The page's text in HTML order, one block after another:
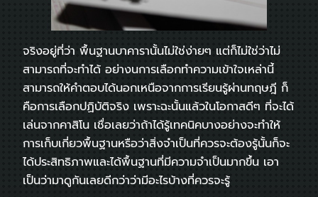
จริงอยู่ที่ว่า พื้นฐานบาคารานั้นไม่ใช่ง่ายๆ แต่ก็ไม่ใช่ว่าไม่
สามารถที่จะทำได้ อย่างนการเลือกทำความเข้าใจเหล่านี้
สามารถให้คำตอบได้นอกเหนือจากการเรียนรู้ผ่านทฤษฎี ก็
คือการเลือกปฏิบัติจริง เพราะฉะนั้นแล้วในโอกาสดีๆ ที่จะได้
เล่นจากคาสิโน เชื่อเลยว่าถ้าได้รู้เทคนิคบางอย่างจะทำให้
การเก็บเกี่ยวพื้นฐานหรือว่าสิ่งจำเป็นที่ควรจะต้องรู้นั้นก็จะ
ได้ประสิทธิภาพและได้พื้นฐานที่มีความจำเป็นมากขึ้น เอา
เป็นว่ามาดูกันเลยดีกว่าว่ามีอะไรบ้างที่ควรจะรู้